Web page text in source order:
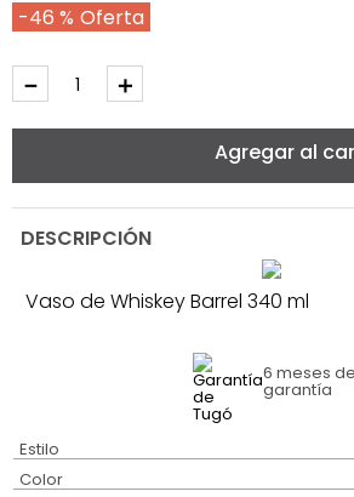
46 %
＋
－
Agregar al
DESCRIPCIÓN
Vaso de Whiskey Barrel 340 ml
6 meses de
garantía
Estilo
Color